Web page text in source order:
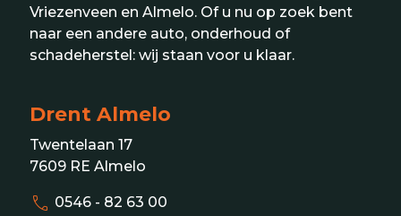
Vriezenveen en Almelo. Of u nu op zoek bent
naar een andere auto, onderhoud of
schadeherstel: wij staan voor u klaar.
Drent Almelo
Twentelaan 17
7609 RE Almelo
call 0546 - 82 63 00